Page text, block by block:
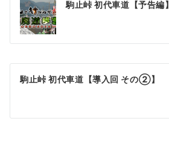
稿
ナ
ビ
ゲ
シ
駒止峠 初代車道【予告編】
駒止峠 初代車道【導入回 その②】